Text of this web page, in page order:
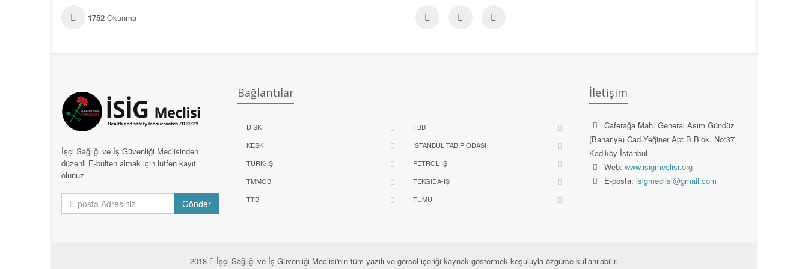
1752 Okunma
İşçi Sağlığı ve İş Güvenliği Meclisinden
düzenli E-bülten almak için lütfen kayıt
olunuz.
Gönder
Bağlantılar
DİSK
KESK
TÜRK-İŞ
TMMOB
TTB
TBB
İSTANBUL TABIP ODASI
PETROL İŞ
TEKGIDA-İŞ
TÜMÜ
İletişim
Caferağa Mah. General Asım Gündüz
(Bahariye) Cad.Yeğiner Apt.B Blok. No:37
Kadıköy İstanbul
Web: www.isigmeclisi.org
E-posta: isigmeclisi@gmail.com
2018 İşçi Sağlığı ve İş Güvenliği Meclisi'nin tüm yazılı ve görsel içeriği kaynak göstermek koşuluyla özgürce kullanılabilir.